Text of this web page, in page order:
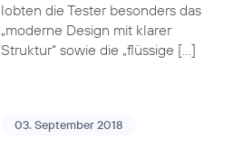
lobten die Tester besonders das
„moderne Design mit klarer
Struktur“ sowie die „flüssige […]
03. September 2018